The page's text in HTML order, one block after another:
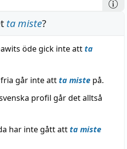
ta miste?
öde gick inte attta
går inte attta miste på.
profil går det alltså
har inte gått attta miste